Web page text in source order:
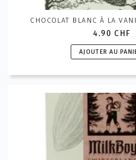
CHOCOLAT BLANC À LA
4.90 CHF
AJOUTER AU